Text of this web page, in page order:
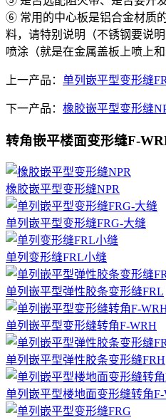
⑥ 常用的中心板是铝合金材质
料，请特别说明（不锈钢要说
喷涂（就是在金属盖板上喷上
上一产品： 单列嵌平型变形缝
下一产品： 橡胶嵌平型变形缝
转角嵌平楼面变形缝F-
橡胶嵌平型变形缝NPR
单列嵌平型变形缝FRG-大缝
单列变形缝FRL小缝
单列嵌平型弹性胶条变形缝FRL
单列嵌平型变形缝转角F-WRH
单列嵌平型弹性胶条变形缝FRH
单列嵌平型楼地面变形缝转角F-